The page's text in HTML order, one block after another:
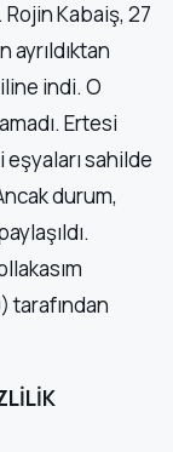
Kabaiş, 27
ayrıldıktan
indi. O
Ertesi
sahilde
durum,
tarafından